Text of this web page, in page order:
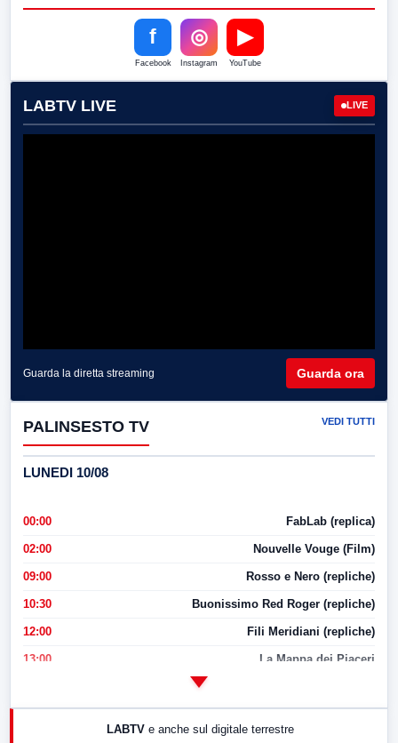
f
Facebook
◎
Instagram
▶
YouTube
LABTV LIVE LIVE
Guarda la diretta streaming Guarda ora
PALINSESTO TV VEDI TUTTI
LUNEDI 10/08
00:00 FabLab (replica)
02:00 Nouvelle Vouge (Film)
09:00 Rosso e Nero (repliche)
10:30 Buonissimo Red Roger (repliche)
12:00 Fili Meridiani (repliche)
13:00 La Mappa dei Piaceri
LABTV e anche sul digitale terrestre